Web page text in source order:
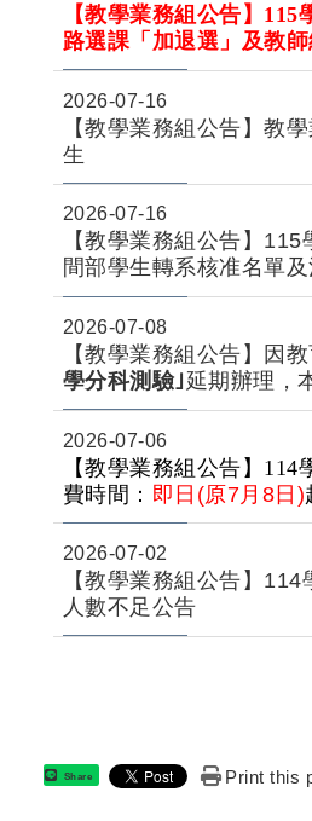
【教學業務組公告】115
路選課「加退選」及教
請時程公告
The first semester of 115
Schedule for On-line
and Teachers' Online
2026-07-16
【教學業務組公告】教
生
2026-07-16
【教學業務組公告】115
間部學生轉系核准名單
2026-07-08
【教學業務組公告】因
學分科測驗｣ 延期辦理，
佈與考試進行，第二期
月13日(一)至7月15(三)
諒。
2026-07-06
【教學業務組公告】114
費時間： 即日(原7月8日)
止。
2026-07-02
【教學業務組公告】
人數不足公告
Share Print this